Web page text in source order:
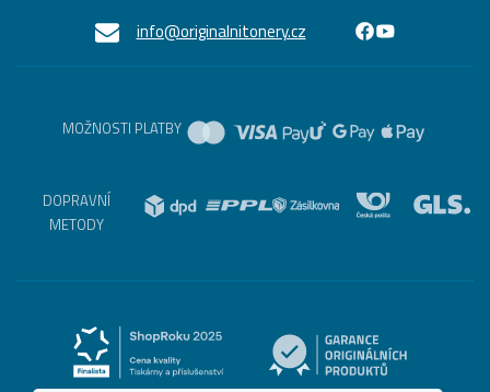
info@originalnitonery.cz
MOŽNOSTI PLATBY
DOPRAVNÍ
METODY